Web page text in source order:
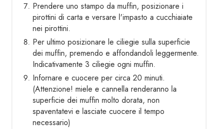
Prendere uno stampo da muffin, posizionare i
pirottini di carta e versare l'impasto a cucchiaiate
nei pirottini.
Per ultimo posizionare le ciliegie sulla superficie
dei muffin, premendo e affondandoli leggermente.
Indicativamente 3 ciliegie ogni muffin.
Infornare e cuocere per circa 20 minuti.
(Attenzione! miele e cannella renderanno la
superficie dei muffin molto dorata, non
spaventatevi e lasciate cuocere il tempo
necessario)